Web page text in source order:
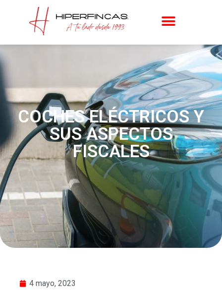
COCHES ELÉCTRICOS Y
SUS ASPECTOS
FISCALES
4 mayo, 2023